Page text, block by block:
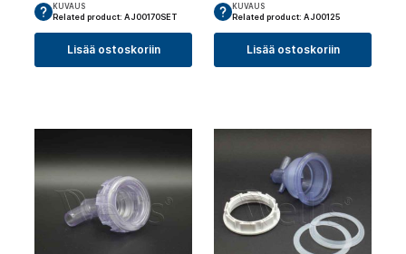
KUVAUS
Related product: AJ00170SET
Lisää ostoskoriin
KUVAUS
Related product: AJ00125
Lisää ostoskoriin